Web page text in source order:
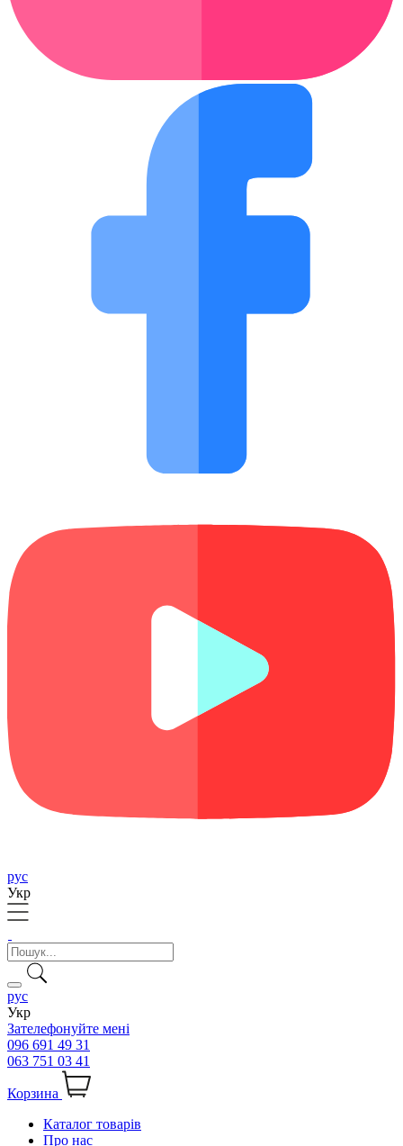
рус
Укр
рус
Укр
Зателефонуйте мені
096 691 49 31
063 751 03 41
Корзина
Каталог товарів
Про нас